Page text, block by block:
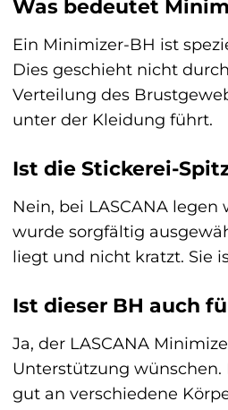
Was bedeutet
Ein Minimizer-BH ist
Dies geschieht nicht
Verteilung des
unter der Kleidung führt.
Ist die Stickerei-
Nein, bei LASCANA
wurde sorgfältig
liegt und nicht kratzt. Sie
Ist dieser BH auch
Ja, der LASCANA
Unterstützung
gut an verschiedene